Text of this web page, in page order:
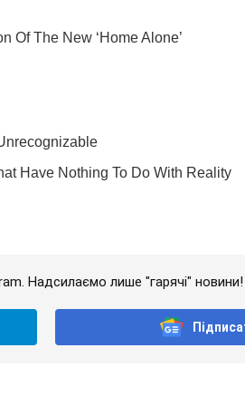
Надсилаємо лише "гарячі" новини!